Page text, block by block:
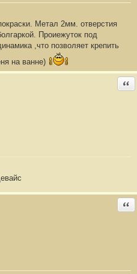
Метал 2мм. отверстия
Проиежуток под
,что позволяет крепить
на ванне)